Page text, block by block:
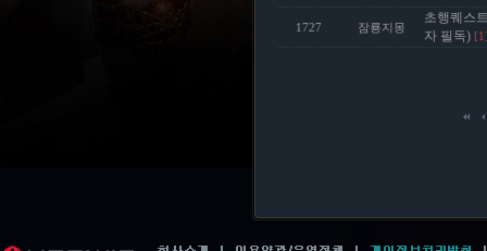
1727 잠룡지몽
초행퀘스
자 필독)